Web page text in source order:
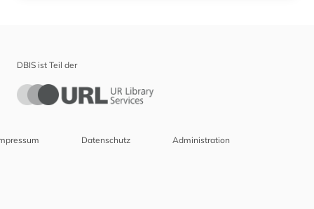
DBIS ist Teil der
Datenschutz Administration